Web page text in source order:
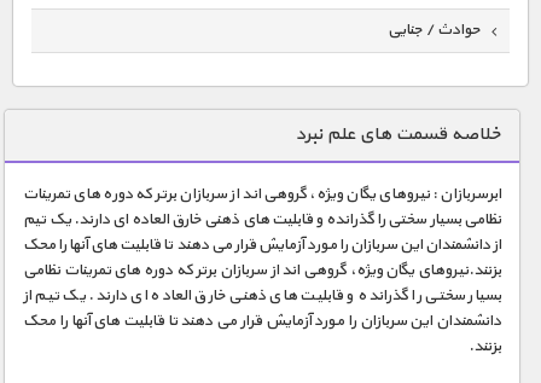
حوادث / جنایی
دنیای خوراکی ها
زمین شناسی / محیط زیست
سازه/ معماری/ مهندسی
سرگرمی
شناخت کودکان
طبیعت
خلاصه قسمت های علم نبرد
ابرسربازان : نیروهای یگان ویژه، گروهی اند از سربازان برتر که دوره های تمرینات
نظامی بسیار سختی را گذرانده و قابلیت های ذهنی خارق العاده ای دارند. یک تیم
از دانشمندان این سربازان را مورد آزمایش قرار می دهند تا قابلیت های آنها را محک
بزنند.نیروهای یگان ویژه، گروهی اند از سربازان برتر که دوره های تمرینات نظامی
بسیار سختی را گذرانده و قابلیت های ذهنی خارق العاده ای دارند. یک تیم از
دانشمندان این سربازان را مورد آزمایش قرار می دهند تا قابلیت های آنها را محک
بزنند.